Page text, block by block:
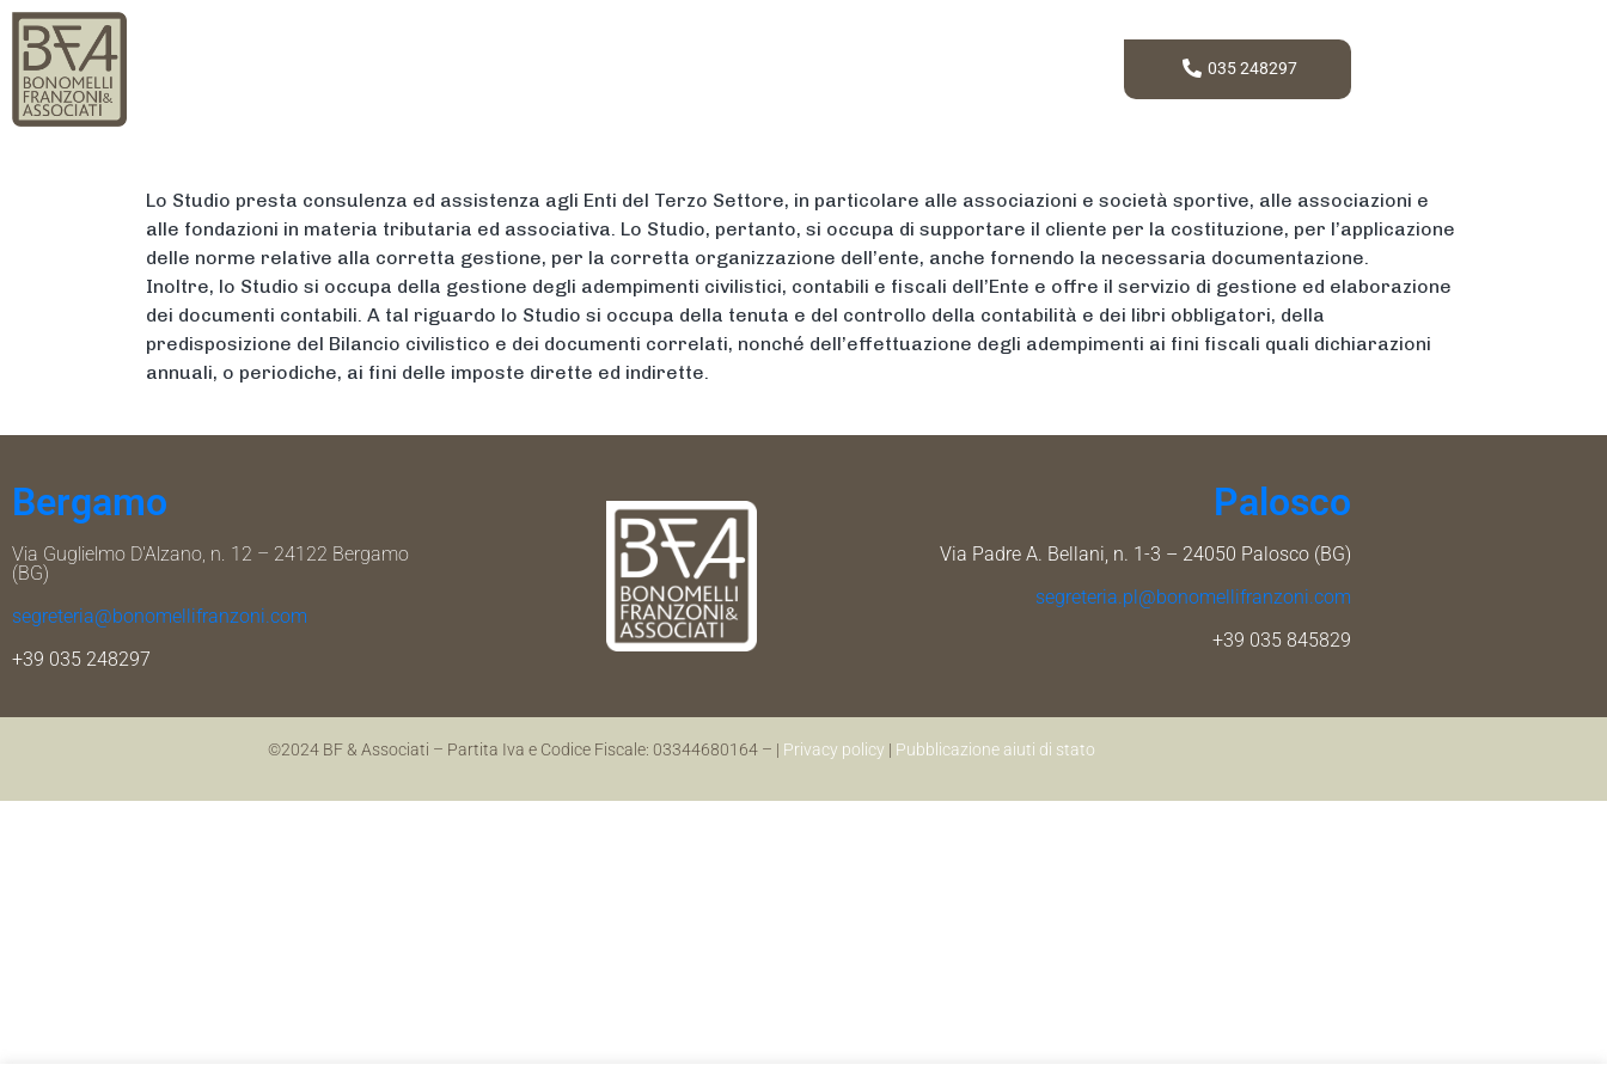
035 248297
Lo Studio presta consulenza ed assistenza agli Enti del Terzo Settore, in particolare alle associazioni e società sportive, alle associazioni e
alle fondazioni in materia tributaria ed associativa. Lo Studio, pertanto, si occupa di supportare il cliente per la costituzione, per l’applicazione
delle norme relative alla corretta gestione, per la corretta organizzazione dell’ente, anche fornendo la necessaria documentazione.
Inoltre, lo Studio si occupa della gestione degli adempimenti civilistici, contabili e fiscali dell’Ente e offre il servizio di gestione ed elaborazione
dei documenti contabili. A tal riguardo lo Studio si occupa della tenuta e del controllo della contabilità e dei libri obbligatori, della
predisposizione del Bilancio civilistico e dei documenti correlati, nonché dell’effettuazione degli adempimenti ai fini fiscali quali dichiarazioni
annuali, o periodiche, ai fini delle imposte dirette ed indirette.
Bergamo
Via Guglielmo D'Alzano, n. 12 – 24122 Bergamo
(BG)
segreteria@bonomellifranzoni.com
+39 035 248297
Palosco
Via Padre A. Bellani, n. 1-3 – 24050 Palosco (BG)
segreteria.pl@bonomellifranzoni.com
+39 035 845829
©2024 BF & Associati – Partita Iva e Codice Fiscale: 03344680164 – | Privacy policy | Pubblicazione aiuti di stato